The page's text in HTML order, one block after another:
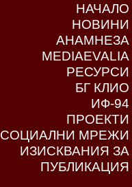
НАЧАЛО
НОВИНИ
АНАМНЕЗА
MEDIAEVALIA
РЕСУРСИ
БГ КЛИО
ИФ-94
ПРОЕКТИ
СОЦИАЛНИ МРЕЖИ
ИЗИСКВАНИЯ ЗА
ПУБЛИКАЦИЯ